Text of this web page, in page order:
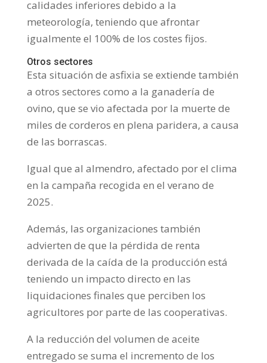
calidades inferiores debido a la
meteorología, teniendo que afrontar
igualmente el 100% de los costes fijos.
Otros sectores
Esta situación de asfixia se extiende también
a otros sectores como a la ganadería de
ovino, que se vio afectada por la muerte de
miles de corderos en plena paridera, a causa
de las borrascas.
Igual que al almendro, afectado por el clima
en la campaña recogida en el verano de
2025.
Además, las organizaciones también
advierten de que la pérdida de renta
derivada de la caída de la producción está
teniendo un impacto directo en las
liquidaciones finales que perciben los
agricultores por parte de las cooperativas.
A la reducción del volumen de aceite
entregado se suma el incremento de los